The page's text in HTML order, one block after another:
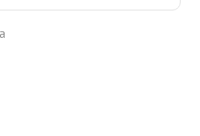
Родины. в дни